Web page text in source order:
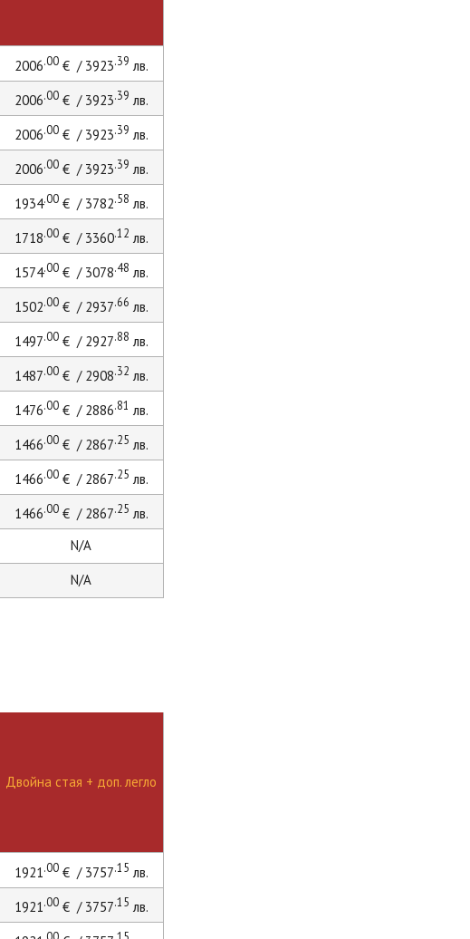
2006.00€ / 3923.39 лв.
2006.00€ / 3923.39 лв.
2006.00€ / 3923.39 лв.
2006.00€ / 3923.39 лв.
1934.00€ / 3782.58 лв.
1718.00€ / 3360.12 лв.
1574.00€ / 3078.48 лв.
1502.00€ / 2937.66 лв.
1497.00€ / 2927.88 лв.
1487.00€ / 2908.32 лв.
1476.00€ / 2886.81 лв.
1466.00€ / 2867.25 лв.
1466.00€ / 2867.25 лв.
1466.00€ / 2867.25 лв.
N/A
N/A
Двойна стая + доп. легло
1921.00€ / 3757.15 лв.
1921.00€ / 3757.15 лв.